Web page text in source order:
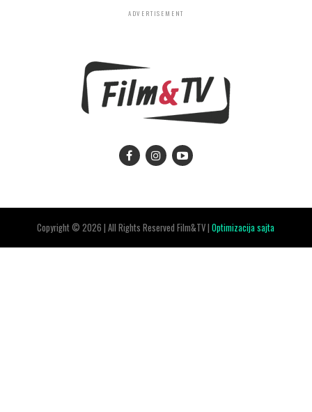
ADVERTISEMENT
Copyright © 2026 | All Rights Reserved Film&TV |Optimizacija sajta